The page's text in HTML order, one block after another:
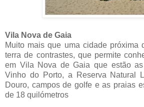
Vila Nova de Gaia
Muito mais que uma cidade próxima
terra de contrastes, que permite
em Vila Nova de Gaia que estão
Vinho do Porto, a Reserva Natural
Douro, campos de golfe e as praias
de 18 quilómetros